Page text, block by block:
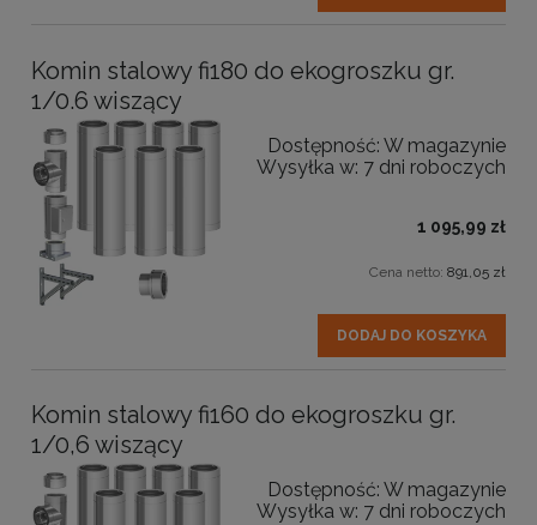
Komin stalowy fi180 do ekogroszku gr.
1/0.6 wiszący
Dostępność: W magazynie
Wysyłka w: 7 dni roboczych
1 095,99 zł
Cena netto: 891,05 zł
DODAJ DO KOSZYKA
Komin stalowy fi160 do ekogroszku gr.
1/0,6 wiszący
Dostępność: W magazynie
Wysyłka w: 7 dni roboczych